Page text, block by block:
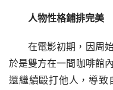
人物性格鋪排完美
在電影初期，因周
於是雙方在一間咖啡館
還繼續毆打他人，導致